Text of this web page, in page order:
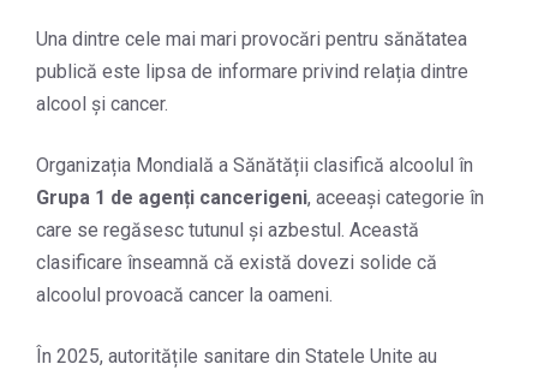
Una dintre cele mai mari provocări pentru sănătatea
publică este lipsa de informare privind relația dintre
alcool și cancer.
Organizația Mondială a Sănătății clasifică alcoolul în
Grupa 1 de agenți cancerigeni, aceeași categorie în
care se regăsesc tutunul și azbestul. Această
clasificare înseamnă că există dovezi solide că
alcoolul provoacă cancer la oameni.
În 2025, autoritățile sanitare din Statele Unite au